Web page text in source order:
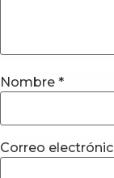
Nombre *
Correo